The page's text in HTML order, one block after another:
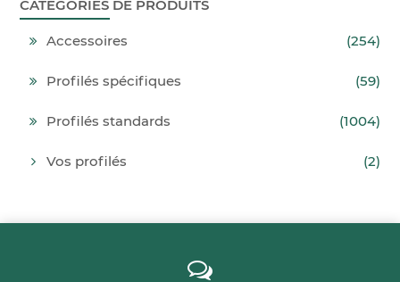
CATÉGORIES DE PRODUITS
Accessoires (254)
Profilés spécifiques (59)
Profilés standards (1004)
Vos profilés (2)